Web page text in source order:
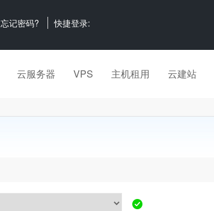
忘记密码? 快捷登录:
云服务器 VPS 主机租用 云建站